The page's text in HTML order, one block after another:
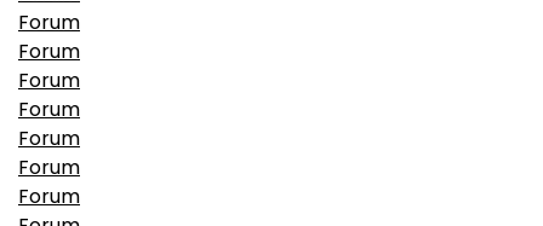
Forum
Forum
Forum
Forum
Forum
Forum
Forum